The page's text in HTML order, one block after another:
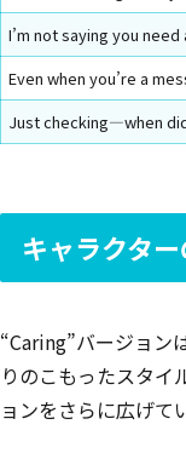
I’m not saying you
Even when you’re a
Just checking—when
キャラクタ
“Caring”バージョン
りのこもったスタイ
ョンをさらに広げて